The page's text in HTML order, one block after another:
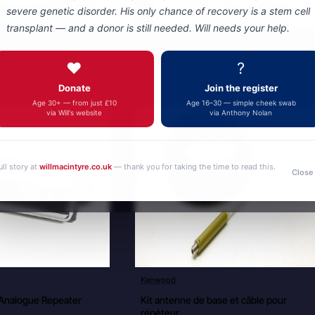
Repeater
Kenwood
Kit antenne de base et câble pour
répéteur
severe genetic disorder. His only chance of recovery is a stem cell
transplant — and a donor is still needed. Will needs your help.
❤️
Donate
Age 30+ — from just £10
via Will's website
?
Join the register
Age 16–30 — simple cheek swab
via Anthony Nolan
story at willmacintyre.co.uk — thank you for taking the time to read this.
Close